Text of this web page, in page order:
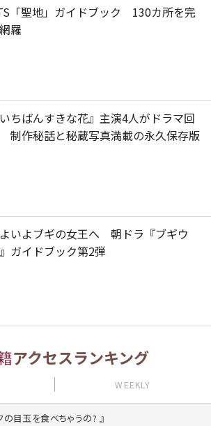
「聖地」ガイドブック 130カ所を完
羅
いちばんすきな花』主演4人がドラマ回
作秘話と秘蔵写真満載の永久保存版
いよブギの女王へ 朝ドラ『ブギウ
ガイドブック第2弾
アクセスランキング
WEEKLY
の目玉を食べちゃうの?